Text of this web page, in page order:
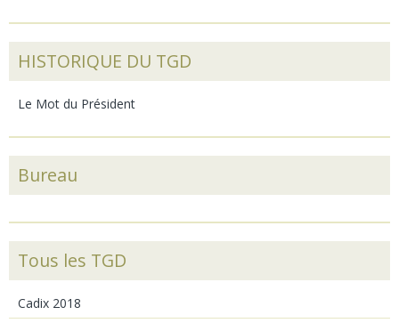
HISTORIQUE DU TGD
Le Mot du Président
Bureau
Tous les TGD
Cadix 2018